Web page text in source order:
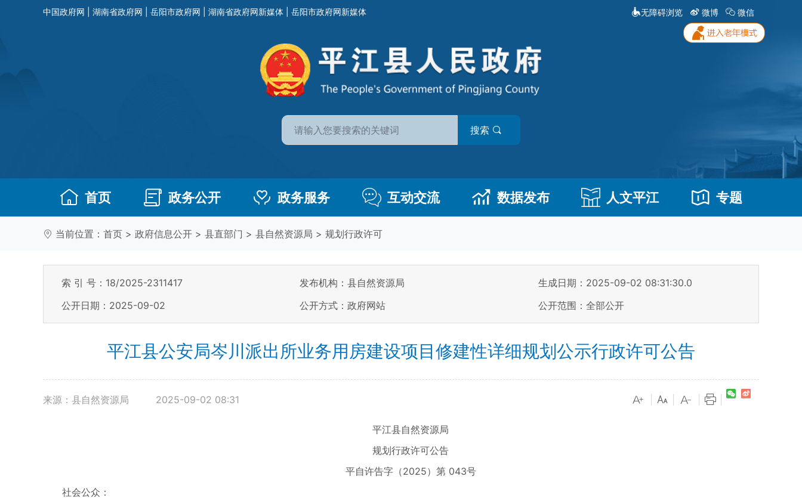
中国政府网 湖南省政府网 岳阳市政府网 湖南省政府网新媒体 岳阳市政府网新媒体 无障碍浏览 微博 微信
搜索
首页 政务公开 政务服务 互动交流 数据发布 人文平江 专题
当前位置： 首页 > 政府信息公开 > 县直部门 > 县自然资源局 > 规划行政许可
索 引 号：18/2025-2311417 发布机构：县自然资源局
生成日期：2025-09-02 08:31:30.0
公开日期：2025-09-02
公开方式：政府网站 公开范围：全部公开
平江县公安局岑川派出所业务用房建设项目修建性详细规划公示行政许可公告
来源：县自然资源局 2025-09-02 08:31
平江县自然资源局
规划行政许可公告
平自许告字（2025）第 043号
社会公众：